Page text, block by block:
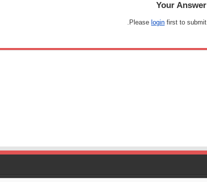
Your Answer
Please login first to submit.